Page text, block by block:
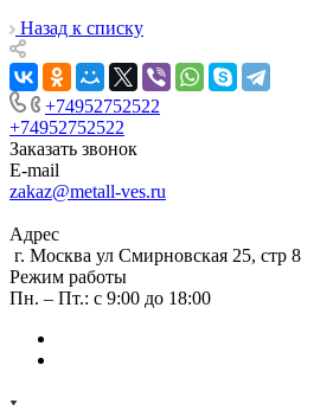
Назад к списку
+74952752522
+74952752522
Заказать звонок
E-mail
zakaz@metall-ves.ru
Адрес
г. Москва ул Смирновская 25, стр 8
Режим работы
Пн. – Пт.: с 9:00 до 18:00